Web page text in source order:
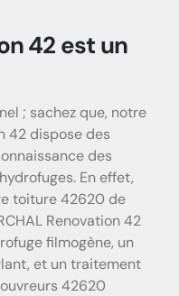
42 est un
; sachez que, notre
42 dispose des
des
En effet,
toiture 42620 de
Renovation 42
filmogène, un
et un traitement
42620